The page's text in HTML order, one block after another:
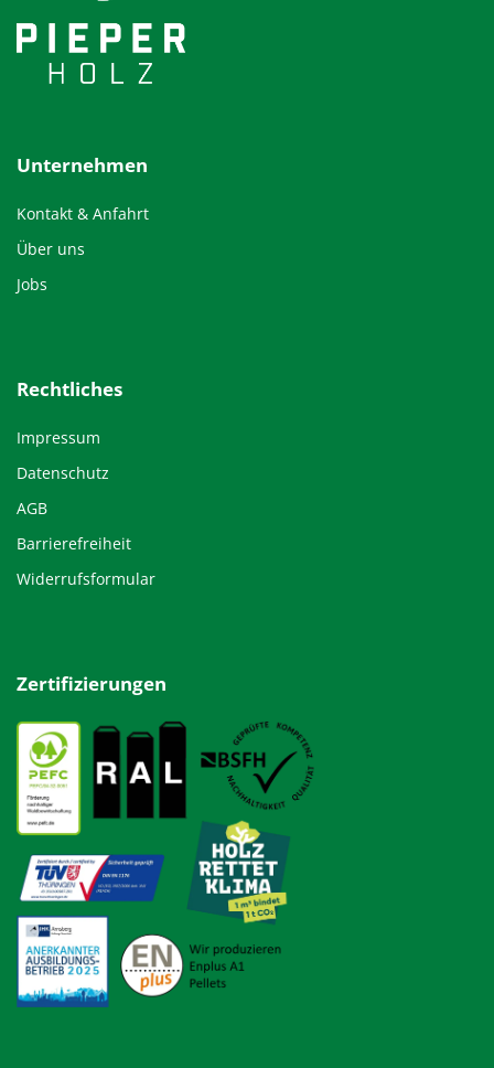
Unternehmen
Kontakt & Anfahrt
Über uns
Jobs
Rechtliches
Impressum
Datenschutz
AGB
Barrierefreiheit
Widerrufsformular
Zertifizierungen